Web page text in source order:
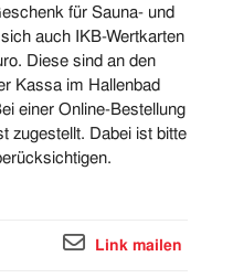
für Sauna- und
auch IKB-Wertkarten
Diese sind an den
Kassa im Hallenbad
einer Online-Bestellung
zugestellt. Dabei ist bitte
Link mailen